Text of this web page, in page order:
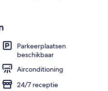
Parkeerplaatsen
beschikbaar
Airconditioning
24/7 receptie